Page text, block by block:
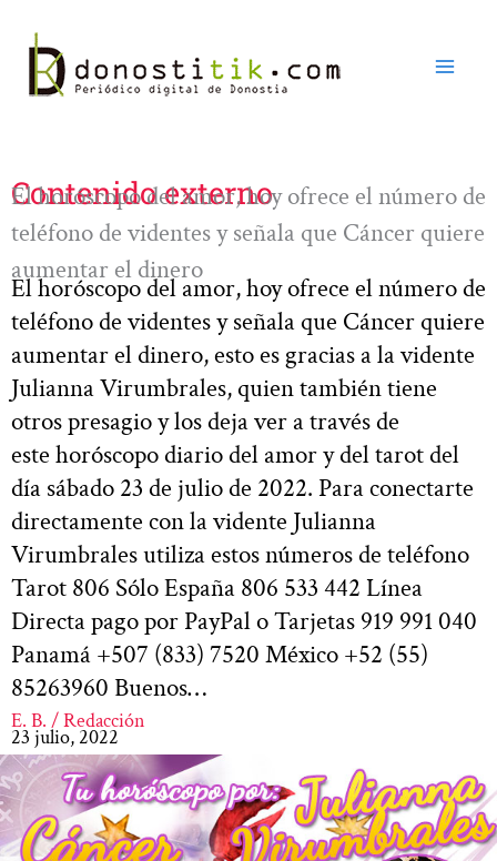
contenido
Contenido externo
El horóscopo del amor, hoy ofrece el número de
teléfono de videntes y señala que Cáncer quiere
aumentar el dinero
El horóscopo del amor, hoy ofrece el número de
teléfono de videntes y señala que Cáncer quiere
aumentar el dinero, esto es gracias a la vidente
Julianna Virumbrales, quien también tiene
otros presagio y los deja ver a través de
este horóscopo diario del amor y del tarot del
día sábado 23 de julio de 2022. Para conectarte
directamente con la vidente Julianna
Virumbrales utiliza estos números de teléfono
Tarot 806 Sólo España 806 533 442 Línea
Directa pago por PayPal o Tarjetas 919 991 040
Panamá +507 (833) 7520 México +52 (55)
85263960 Buenos…
E. B. / Redacción
23 julio, 2022